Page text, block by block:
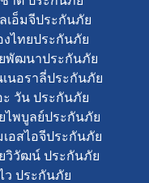
เอ็มจีประกันภัย
งไทยประกันภัย
พัฒนาประกันภัย
เนอราลี่ประกันภัย
ะ วัน ประกันภัย
ไพบูลย์ประกันภัย
อสไอจีประกันภัย
วิวัฒน์ ประกันภัย
ว ประกันภัย